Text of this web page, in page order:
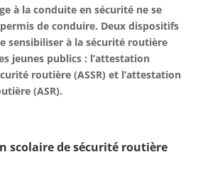
à la conduite en sécurité ne se
de conduire. Deux dispositifs
sensibiliser à la sécurité routière
jeunes publics : l’attestation
routière (ASSR) et l’attestation
(ASR).
scolaire de sécurité routière